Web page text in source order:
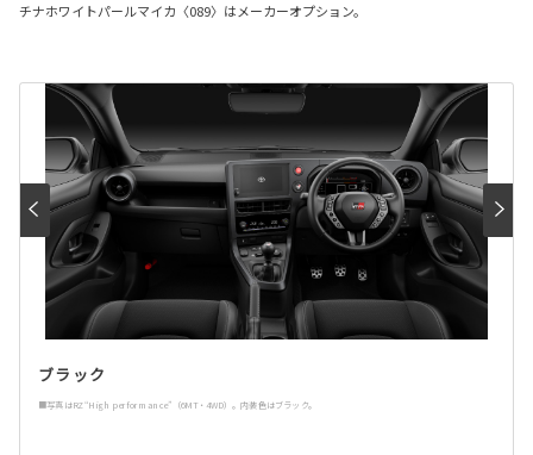
チナホワイトパールマイカ〈089〉はメーカーオプション。
ブラック
■写真はRZ“High performance”（6MT・4WD）。内装色はブラック。